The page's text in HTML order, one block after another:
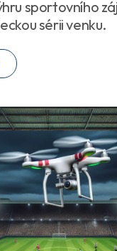
sportovního
sérii venku.